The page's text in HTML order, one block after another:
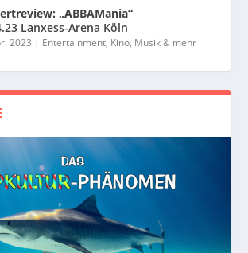
„ABBAMania“
Lanxess-Arena Köln
2023 | Entertainment, Kino, Musik & mehr